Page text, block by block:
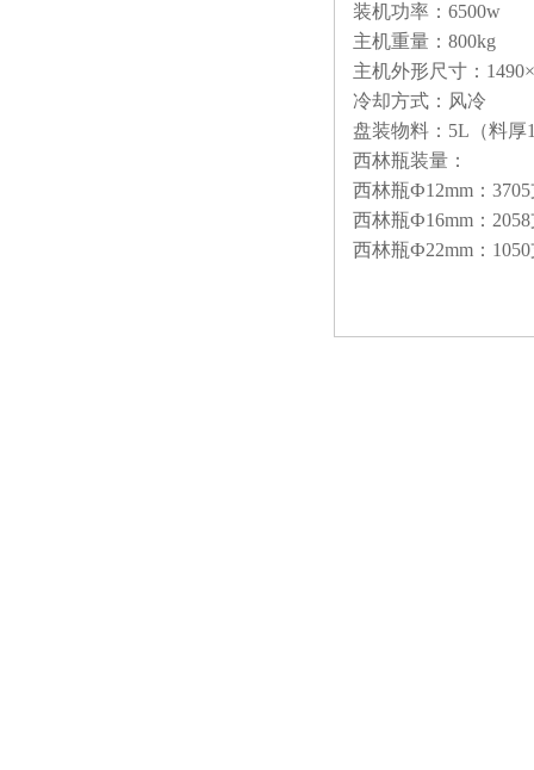
装机功率：6500w
主机重量：800kg
主机外形尺寸：
冷却方式：风冷
盘装物料：5L（料厚
西林瓶装量：
西林瓶Ф12mm：
西林瓶Ф16mm：
西林瓶Ф22mm：